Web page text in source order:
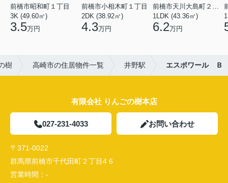
前橋市昭和町１丁目
3K (49.60㎡)
3.5万円
前橋市小相木町１丁目
2DK (38.92㎡)
4.3万円
前橋市天川大島町２丁目
1LDK (43.36㎡)
6.2万円
樹 高崎市の住居物件一覧 井野駅 エスポワール Ｂ
有限会社 りんごの樹本店
027-231-4033 お問い合わせ
〒371-0022
群馬県前橋市千代田町２丁目4 6
営業時間： -